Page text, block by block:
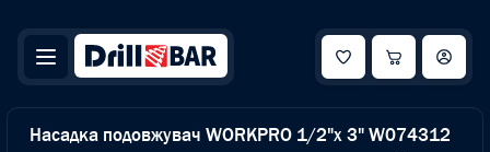
Насадка подовжувач WORKPRO 1/2"x 3" W074312